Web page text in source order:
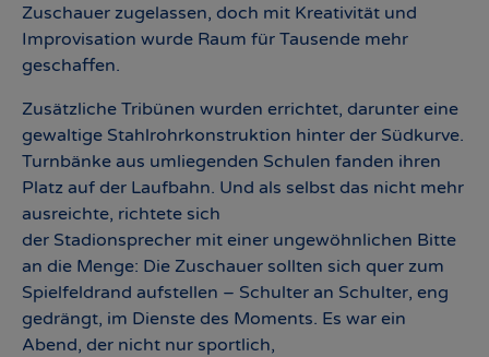
Zuschauer zugelassen, doch mit Kreativität und
Improvisation wurde Raum für Tausende mehr
geschaffen.
Zusätzliche Tribünen wurden errichtet, darunter eine
gewaltige Stahlrohrkonstruktion hinter der Südkurve.
Turnbänke aus umliegenden Schulen fanden ihren
Platz auf der Laufbahn. Und als selbst das nicht mehr
ausreichte, richtete sich
der Stadionsprecher mit einer ungewöhnlichen Bitte
an die Menge: Die Zuschauer sollten sich quer zum
Spielfeldrand aufstellen – Schulter an Schulter, eng
gedrängt, im Dienste des Moments. Es war ein
Abend, der nicht nur sportlich,